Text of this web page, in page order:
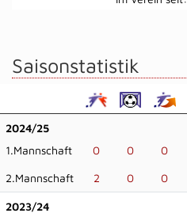
Saisonstatistik
2024/25
1.Mannschaft
0 0 0
2.Mannschaft 2 0 0
2023/24